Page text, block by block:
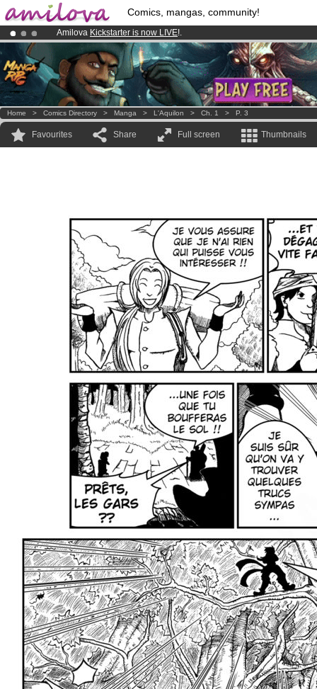
Comics, mangas, community!
Amilova Kickstarter is now LIVE!.
Already 100000membersand 1000comics & mangas!.
Premium membership from3.95 euros per month !Get membership
Home > Comics Directory > Manga > L'Aquilon > Ch. 1 > P. 3
Favourites Share Full screen Thumbnails